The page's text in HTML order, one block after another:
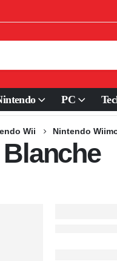
PC
Wii Nintendo